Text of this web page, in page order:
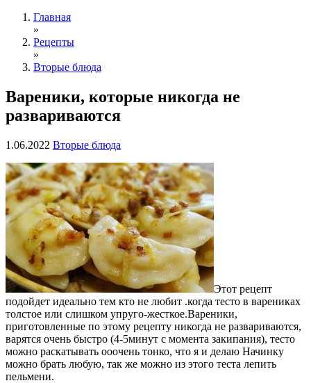
Главная
»
Рецепты
»
Вторые блюда
Вареники, которые никогда не
развариваются
1.06.2022 Вторые блюда
Этот рецепт
подойдет идеально тем кто не любит .когда тесто в варениках
толстое или слишком упруго-жесткое.Вареники,
приготовленные по этому рецепту никогда не развариваются,
варятся очень быстро (4-5минут с момента закипания), тесто
можно раскатывать ооочень тонко, что я и делаю Начинку
можно брать любую, так же можно из этого теста лепить
пельмени.